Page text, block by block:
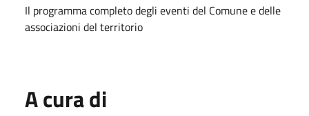
Il programma completo degli eventi del Comune e delle
associazioni del territorio
A cura di